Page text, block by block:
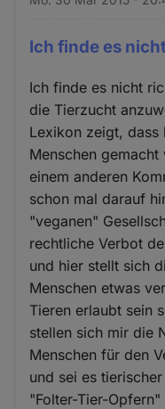
Ich finde es
Ich finde es nicht
die Tierzucht
Lexikon zeigt, dass
Menschen
einem anderen
schon mal darauf
"veganen"
rechtliche Verbot
und hier stellt sich
Menschen etwas
Tieren erlaubt sein
stellen sich mir die
Menschen für den
und sei es
"Folter-Tier-